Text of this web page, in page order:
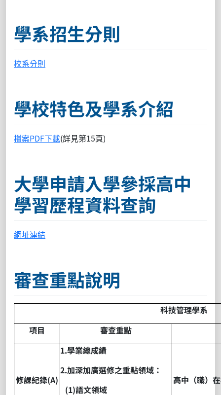
學系招生分則
校系分則
學校特色及學系介紹
檔案PDF下載(詳見第15頁)
大學申請入學參採高中
學習歷程資料查詢
網址連結
審查重點說明
科技管理學系
項目
審查重點
修課紀錄(A)
1.學業總成績
2.加深加廣選修之重點領域：
(1)語文領域
高中（職）